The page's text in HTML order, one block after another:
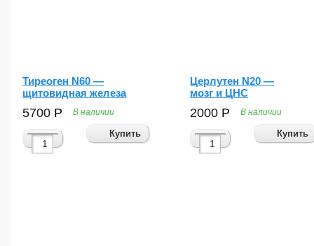
Тиреоген N60 —
щитовидная железа
5700 Р В наличии
Купить
Церлутен N20 —
мозг и ЦНС
2000 Р В наличии
Купить